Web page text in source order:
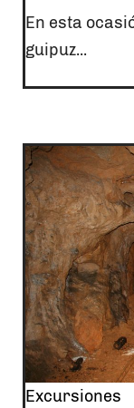
En esta
guipuz...
Excursiones